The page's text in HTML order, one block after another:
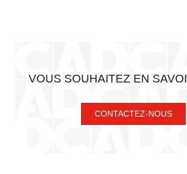
VOUS SOUHAITEZ EN
CONTACTEZ-NOUS